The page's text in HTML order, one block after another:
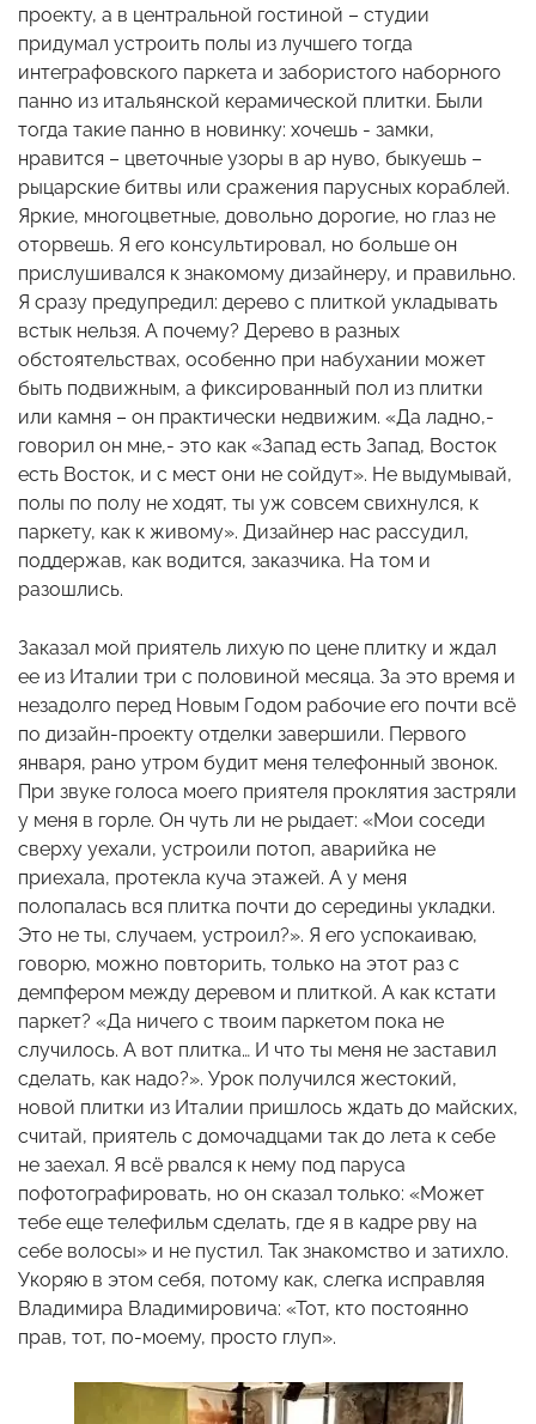
проекту, а в центральной гостиной – студии
придумал устроить полы из лучшего тогда
интеграфовского паркета и забористого наборного
панно из итальянской керамической плитки. Были
тогда такие панно в новинку: хочешь - замки,
нравится – цветочные узоры в ар нуво, быкуешь –
рыцарские битвы или сражения парусных кораблей.
Яркие, многоцветные, довольно дорогие, но глаз не
оторвешь. Я его консультировал, но больше он
прислушивался к знакомому дизайнеру, и правильно.
Я сразу предупредил: дерево с плиткой укладывать
встык нельзя. А почему? Дерево в разных
обстоятельствах, особенно при набухании может
быть подвижным, а фиксированный пол из плитки
или камня – он практически недвижим. «Да ладно,-
говорил он мне,- это как «Запад есть Запад, Восток
есть Восток, и с мест они не сойдут». Не выдумывай,
полы по полу не ходят, ты уж совсем свихнулся, к
паркету, как к живому». Дизайнер нас рассудил,
поддержав, как водится, заказчика. На том и
разошлись.
Заказал мой приятель лихую по цене плитку и ждал
ее из Италии три с половиной месяца. За это время и
незадолго перед Новым Годом рабочие его почти всё
по дизайн-проекту отделки завершили. Первого
января, рано утром будит меня телефонный звонок.
При звуке голоса моего приятеля проклятия застряли
у меня в горле. Он чуть ли не рыдает: «Мои соседи
сверху уехали, устроили потоп, аварийка не
приехала, протекла куча этажей. А у меня
полопалась вся плитка почти до середины укладки.
Это не ты, случаем, устроил?». Я его успокаиваю,
говорю, можно повторить, только на этот раз с
демпфером между деревом и плиткой. А как кстати
паркет? «Да ничего с твоим паркетом пока не
случилось. А вот плитка… И что ты меня не заставил
сделать, как надо?». Урок получился жестокий,
новой плитки из Италии пришлось ждать до майских,
считай, приятель с домочадцами так до лета к себе
не заехал. Я всё рвался к нему под паруса
пофотографировать, но он сказал только: «Может
тебе еще телефильм сделать, где я в кадре рву на
себе волосы» и не пустил. Так знакомство и затихло.
Укоряю в этом себя, потому как, слегка исправляя
Владимира Владимировича: «Тот, кто постоянно
прав, тот, по-моему, просто глуп».